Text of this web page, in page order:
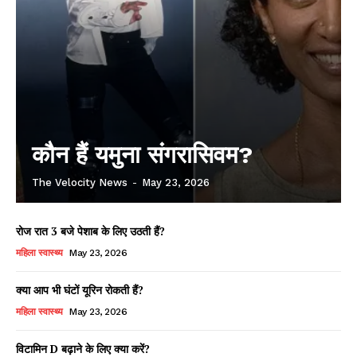
कौन हैं यमुना संगरासिवम?
The Velocity News - May 23, 2026
रोज रात 3 बजे पेशाब के लिए उठती हैं?
महिला स्वास्थ्य May 23, 2026
क्या आप भी घंटों यूरिन रोकती हैं?
महिला स्वास्थ्य May 23, 2026
विटामिन D बढ़ाने के लिए क्या करें?